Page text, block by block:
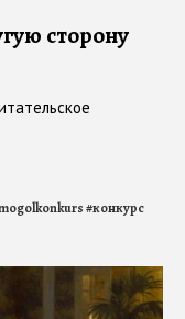
сторону
#конкурс